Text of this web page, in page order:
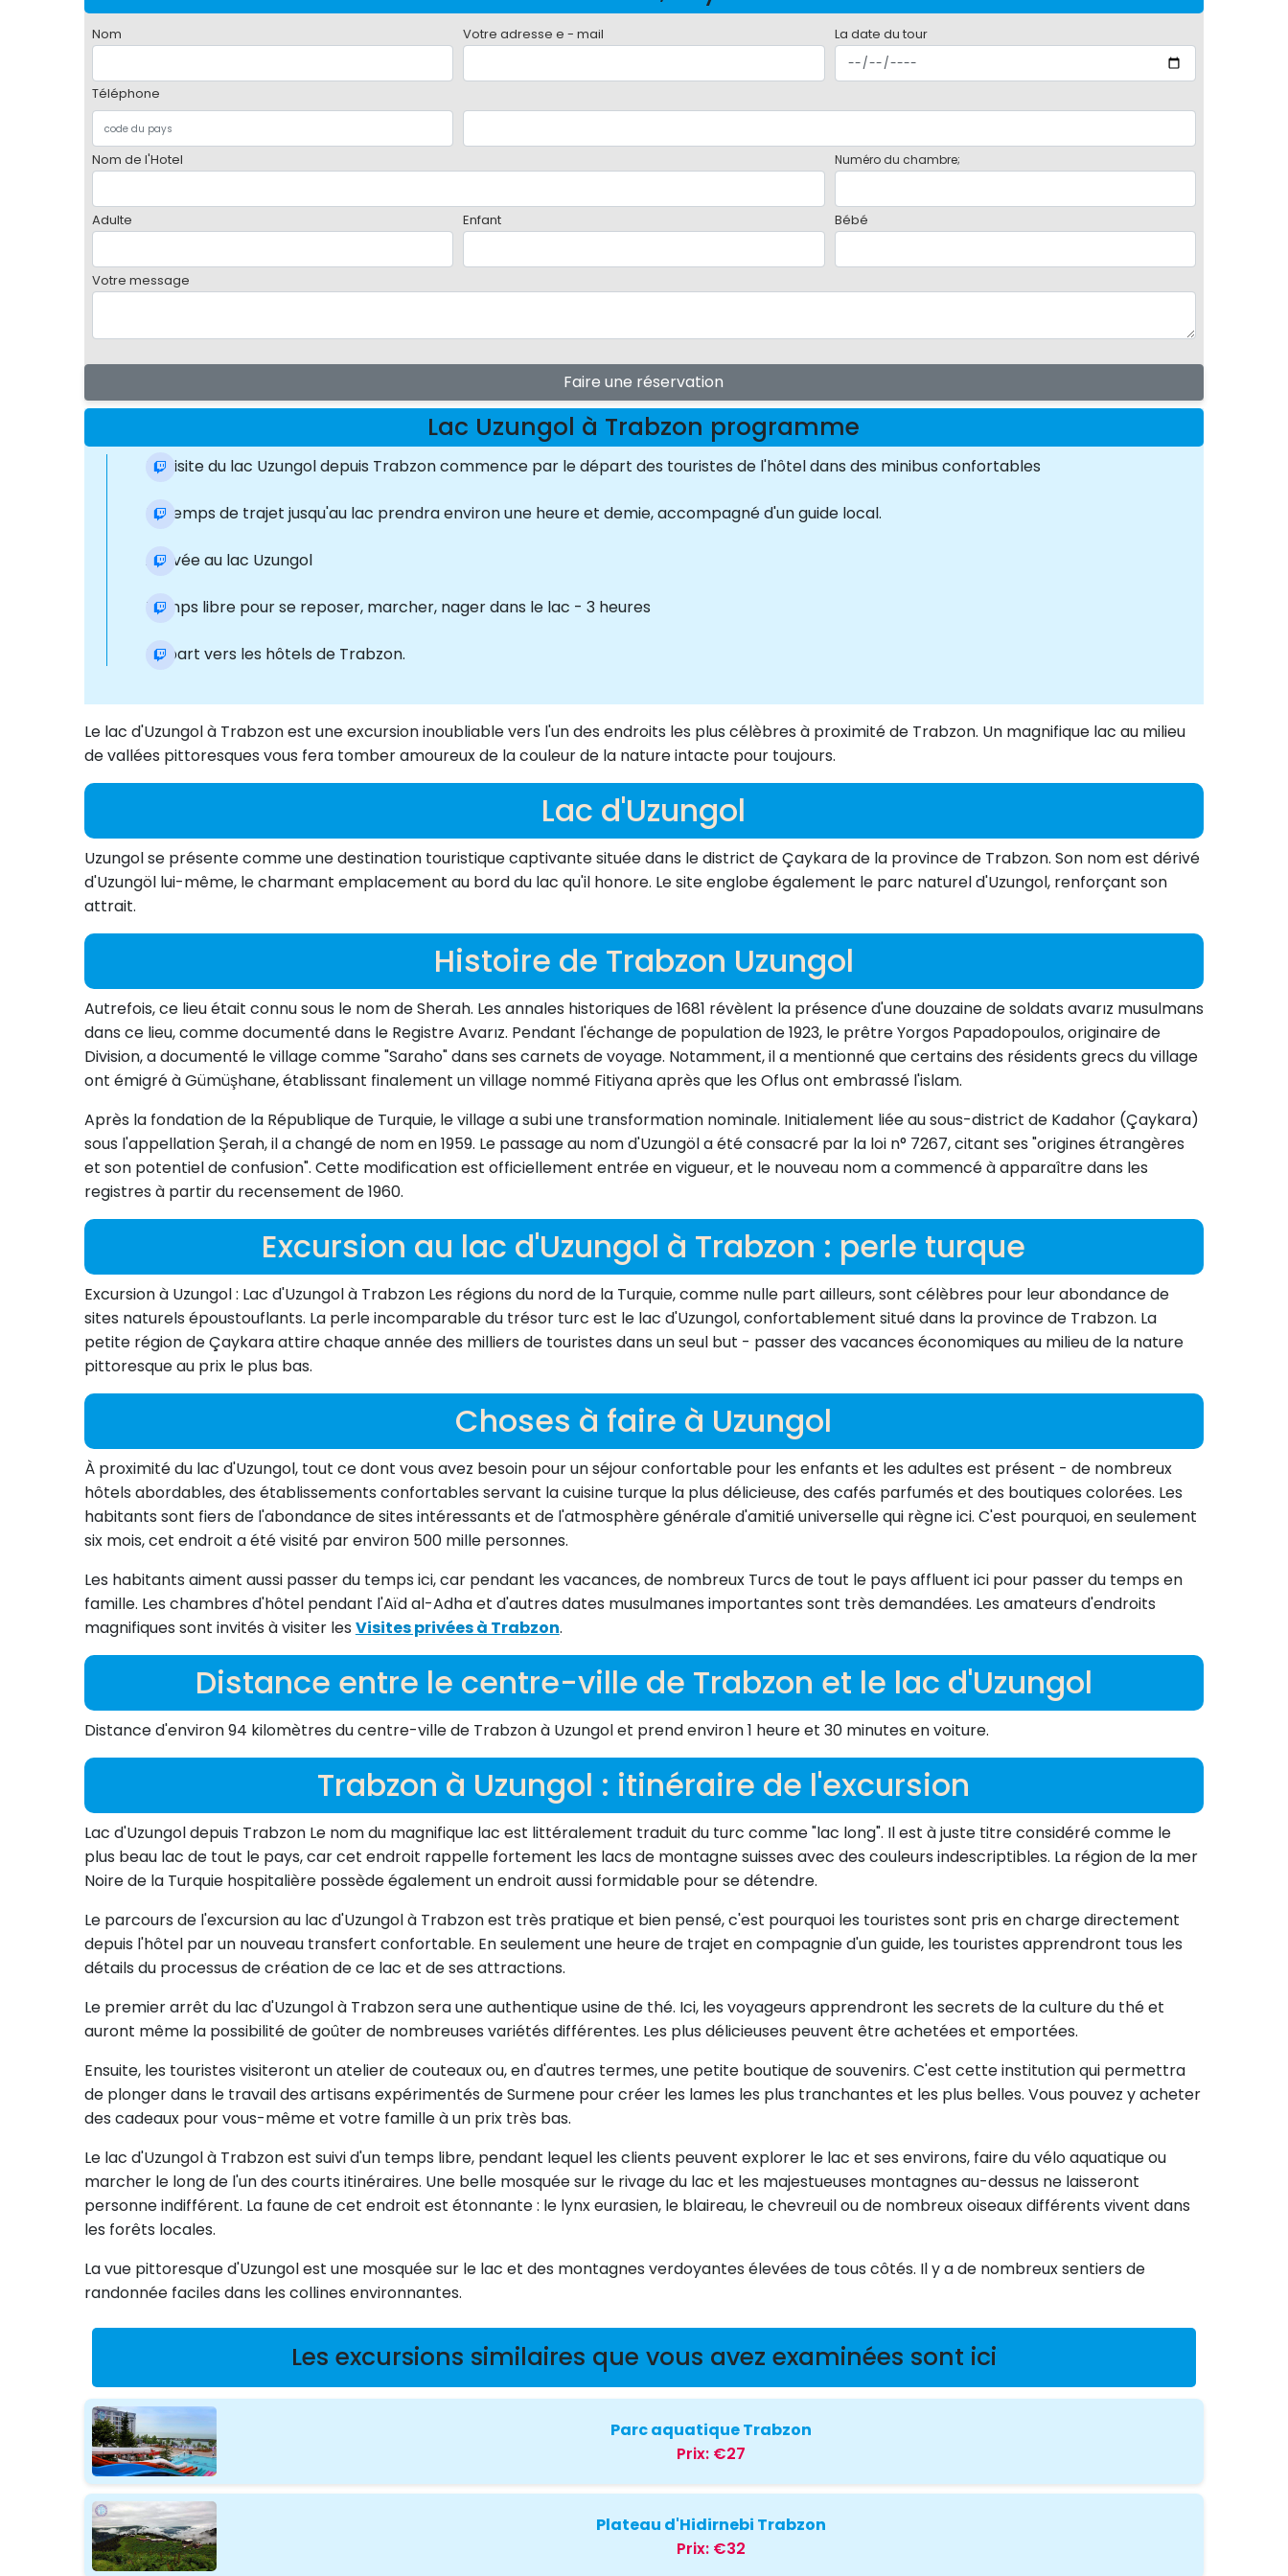
Nom Votre adresse e - mail La date du tour
Téléphone
Nom de l'Hotel Numéro du chambre;
Adulte Enfant Bébé
Votre message
Faire une réservation
Lac Uzungol à Trabzon programme
La visite du lac Uzungol depuis Trabzon commence par le départ des touristes de l'hôtel dans des minibus confortables
Le temps de trajet jusqu'au lac prendra environ une heure et demie, accompagné d'un guide local.
Arrivée au lac Uzungol
Temps libre pour se reposer, marcher, nager dans le lac - 3 heures
Départ vers les hôtels de Trabzon.
Le lac d'Uzungol à Trabzon est une excursion inoubliable vers l'un des endroits les plus célèbres à proximité de Trabzon. Un magnifique lac au milieu
de vallées pittoresques vous fera tomber amoureux de la couleur de la nature intacte pour toujours.
Lac d'Uzungol
Uzungol se présente comme une destination touristique captivante située dans le district de Çaykara de la province de Trabzon. Son nom est dérivé
d'Uzungöl lui-même, le charmant emplacement au bord du lac qu'il honore. Le site englobe également le parc naturel d'Uzungol, renforçant son
attrait.
Histoire de Trabzon Uzungol
Autrefois, ce lieu était connu sous le nom de Sherah. Les annales historiques de 1681 révèlent la présence d'une douzaine de soldats avarız musulmans
dans ce lieu, comme documenté dans le Registre Avarız. Pendant l'échange de population de 1923, le prêtre Yorgos Papadopoulos, originaire de
Division, a documenté le village comme "Saraho" dans ses carnets de voyage. Notamment, il a mentionné que certains des résidents grecs du village
ont émigré à Gümüşhane, établissant finalement un village nommé Fitiyana après que les Oflus ont embrassé l'islam.
Après la fondation de la République de Turquie, le village a subi une transformation nominale. Initialement liée au sous-district de Kadahor (Çaykara)
sous l'appellation Şerah, il a changé de nom en 1959. Le passage au nom d'Uzungöl a été consacré par la loi n° 7267, citant ses "origines étrangères
et son potentiel de confusion". Cette modification est officiellement entrée en vigueur, et le nouveau nom a commencé à apparaître dans les
registres à partir du recensement de 1960.
Excursion au lac d'Uzungol à Trabzon : perle turque
Excursion à Uzungol : Lac d'Uzungol à Trabzon Les régions du nord de la Turquie, comme nulle part ailleurs, sont célèbres pour leur abondance de
sites naturels époustouflants. La perle incomparable du trésor turc est le lac d'Uzungol, confortablement situé dans la province de Trabzon. La
petite région de Çaykara attire chaque année des milliers de touristes dans un seul but - passer des vacances économiques au milieu de la nature
pittoresque au prix le plus bas.
Choses à faire à Uzungol
À proximité du lac d'Uzungol, tout ce dont vous avez besoin pour un séjour confortable pour les enfants et les adultes est présent - de nombreux
hôtels abordables, des établissements confortables servant la cuisine turque la plus délicieuse, des cafés parfumés et des boutiques colorées. Les
habitants sont fiers de l'abondance de sites intéressants et de l'atmosphère générale d'amitié universelle qui règne ici. C'est pourquoi, en seulement
six mois, cet endroit a été visité par environ 500 mille personnes.
Les habitants aiment aussi passer du temps ici, car pendant les vacances, de nombreux Turcs de tout le pays affluent ici pour passer du temps en
famille. Les chambres d'hôtel pendant l'Aïd al-Adha et d'autres dates musulmanes importantes sont très demandées. Les amateurs d'endroits
magnifiques sont invités à visiter les Visites privées à Trabzon.
Distance entre le centre-ville de Trabzon et le lac d'Uzungol
Distance d'environ 94 kilomètres du centre-ville de Trabzon à Uzungol et prend environ 1 heure et 30 minutes en voiture.
Trabzon à Uzungol : itinéraire de l'excursion
Lac d'Uzungol depuis Trabzon Le nom du magnifique lac est littéralement traduit du turc comme "lac long". Il est à juste titre considéré comme le
plus beau lac de tout le pays, car cet endroit rappelle fortement les lacs de montagne suisses avec des couleurs indescriptibles. La région de la mer
Noire de la Turquie hospitalière possède également un endroit aussi formidable pour se détendre.
Le parcours de l'excursion au lac d'Uzungol à Trabzon est très pratique et bien pensé, c'est pourquoi les touristes sont pris en charge directement
depuis l'hôtel par un nouveau transfert confortable. En seulement une heure de trajet en compagnie d'un guide, les touristes apprendront tous les
détails du processus de création de ce lac et de ses attractions.
Le premier arrêt du lac d'Uzungol à Trabzon sera une authentique usine de thé. Ici, les voyageurs apprendront les secrets de la culture du thé et
auront même la possibilité de goûter de nombreuses variétés différentes. Les plus délicieuses peuvent être achetées et emportées.
Ensuite, les touristes visiteront un atelier de couteaux ou, en d'autres termes, une petite boutique de souvenirs. C'est cette institution qui permettra
de plonger dans le travail des artisans expérimentés de Surmene pour créer les lames les plus tranchantes et les plus belles. Vous pouvez y acheter
des cadeaux pour vous-même et votre famille à un prix très bas.
Le lac d'Uzungol à Trabzon est suivi d'un temps libre, pendant lequel les clients peuvent explorer le lac et ses environs, faire du vélo aquatique ou
marcher le long de l'un des courts itinéraires. Une belle mosquée sur le rivage du lac et les majestueuses montagnes au-dessus ne laisseront
personne indifférent. La faune de cet endroit est étonnante : le lynx eurasien, le blaireau, le chevreuil ou de nombreux oiseaux différents vivent dans
les forêts locales.
La vue pittoresque d'Uzungol est une mosquée sur le lac et des montagnes verdoyantes élevées de tous côtés. Il y a de nombreux sentiers de
randonnée faciles dans les collines environnantes.
Les excursions similaires que vous avez examinées sont ici
Parc aquatique Trabzon
Prix: €27
Plateau d'Hidirnebi Trabzon
Prix: €32